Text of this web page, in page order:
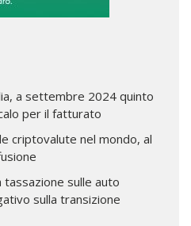
a settembre 2024 quinto
per il fatturato
criptovalute nel mondo, al
tassazione sulle auto
sulla transizione